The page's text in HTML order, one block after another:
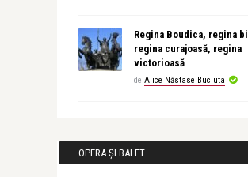
Regina Boudica, regina
regina curajoasă, regina
victorioasă
de Alice Năstase Buciuta
OPERA ȘI BALET